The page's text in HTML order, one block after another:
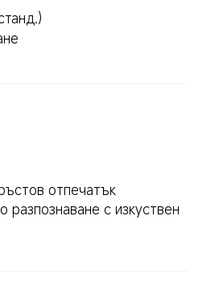
отпечатък
с изкуствен